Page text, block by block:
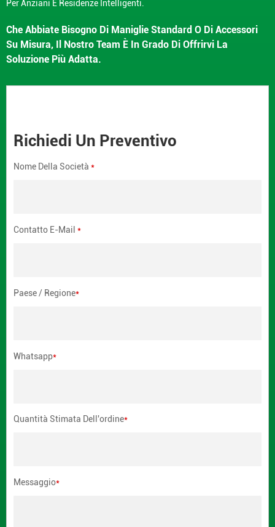
Per Anziani E Residenze Intelligenti.
Che Abbiate Bisogno Di Maniglie Standard O Di Accessori
Su Misura, Il Nostro Team È In Grado Di Offrirvi La
Soluzione Più Adatta.
Richiedi Un Preventivo
Nome Della Società*
Contatto E-Mail*
Paese / Regione*
Whatsapp*
Quantità Stimata Dell'ordine*
Messaggio*